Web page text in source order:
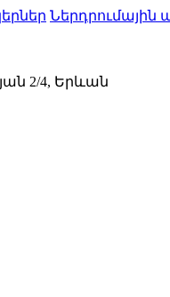
Ներդրումային
2/4, Երևան